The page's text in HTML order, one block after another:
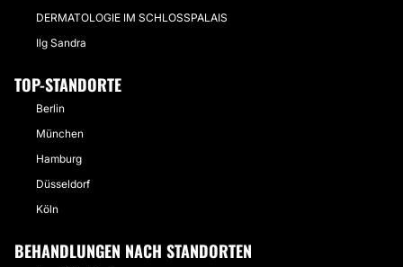
DERMATOLOGIE IM SCHLOSSPALAIS
Ilg Sandra
TOP-STANDORTE
Berlin
München
Hamburg
Düsseldorf
Köln
BEHANDLUNGEN NACH STANDORTEN